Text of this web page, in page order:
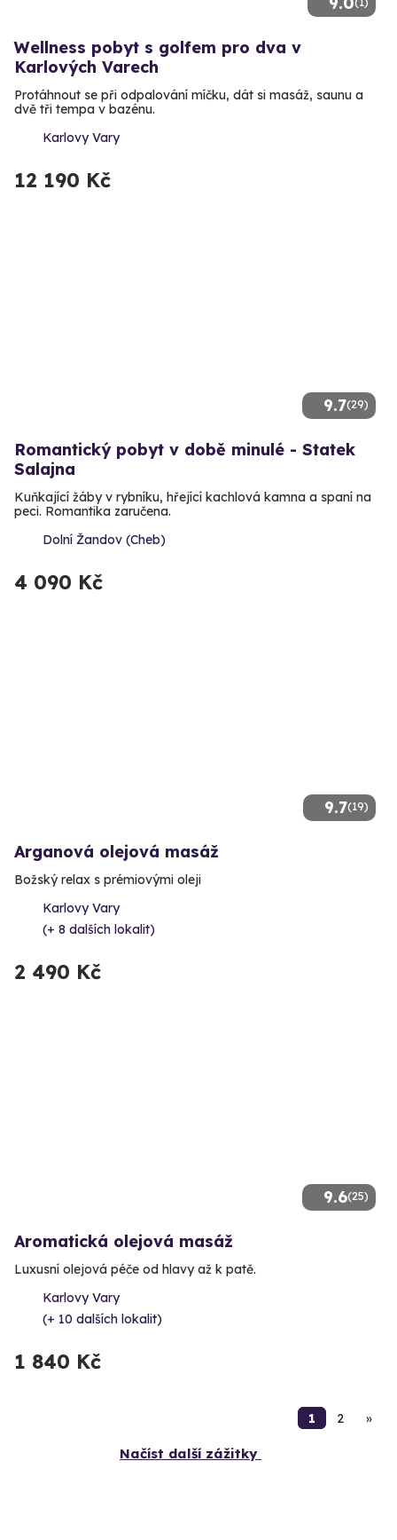
Wellness pobyt s golfem pro dva v
Karlových Varech
Protáhnout se při odpalování míčku, dát si masáž, saunu a
dvě tři tempa v bazénu.
Karlovy Vary
12 190 Kč
9.7(29)
Romantický pobyt v době minulé - Statek
Salajna
Kuňkající žáby v rybníku, hřející kachlová kamna a spaní na
peci. Romantika zaručena.
Dolní Žandov (Cheb)
4 090 Kč
9.7(19)
Arganová olejová masáž
Božský relax s prémiovými oleji
Karlovy Vary
(+ 8 dalších lokalit)
2 490 Kč
9.6(25)
Aromatická olejová masáž
Luxusní olejová péče od hlavy až k patě.
Karlovy Vary
(+ 10 dalších lokalit)
1 840 Kč
1 2 »
Načíst další zážitky